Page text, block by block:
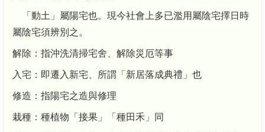
「動土」屬陽宅也。現今社會上多已濫用屬陰宅擇日時
屬陰宅須辨別之。
解除：指沖洗清掃宅舍、解除災厄等事
入宅：即遷入新宅、所謂「新居落成典禮」也
修造：指陽宅之造與修理
栽種：種植物「接果」「種田禾」同